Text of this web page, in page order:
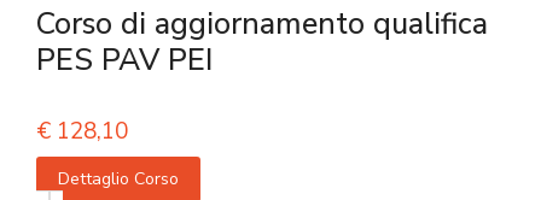
Corso di aggiornamento qualifica
PES PAV PEI
€ 128,10
Dettaglio Corso